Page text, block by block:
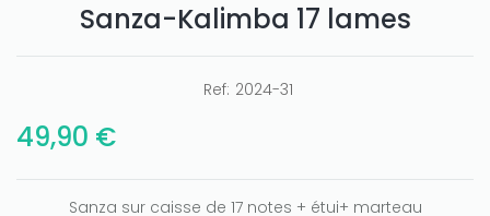
Sanza-Kalimba 17 lames
Ref: 2024-31
49,90 €
Sanza sur caisse de 17 notes + étui+ marteau
amount on your credits!